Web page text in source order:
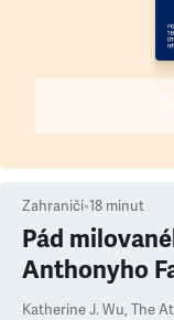
Zahraničí•18 minut
Pád
Anthonyho
Katherine J. Wu, The